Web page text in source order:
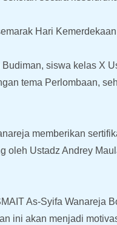
Hari
siswa kelas X
tema Perlombaan,
memberikan
Ustadz Andrey
As-Syifa Wanareja
ini akan menjadi